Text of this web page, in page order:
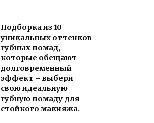
Подборка из 10
уникальных оттенков
губных помад,
которые обещают
долговременный
эффект – выбери
свою идеальную
губную помаду для
стойкого макияжа.